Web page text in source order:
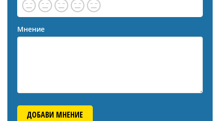
Мнение
ДОБАВИ МНЕНИЕ